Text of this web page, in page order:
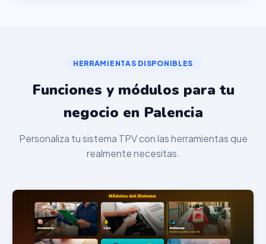
HERRAMIENTAS DISPONIBLES
Funciones y módulos para tu
negocio en Palencia
Personaliza tu sistema TPV con las herramientas que
realmente necesitas.